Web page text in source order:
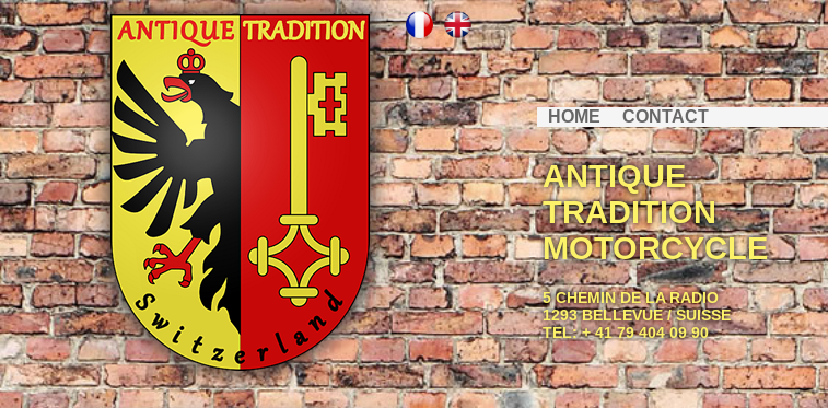
HOME CONTACT
ANTIQUE
TRADITION
MOTORCYCLE
5 CHEMIN DE LA RADIO
1293 BELLEVUE / SUISSE
TEL: + 41 79 404 09 90